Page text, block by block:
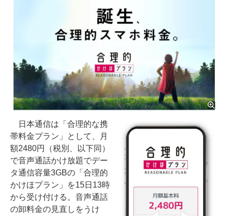
日本通信は「合理的な携
帯料金プラン」として、月
額2480円（税別、以下同）
で音声通話かけ放題でデー
タ通信容量3GBの「合理的
かけほプラン」を15日13時
から受け付ける。音声通話
の卸料金の見直しをうけ